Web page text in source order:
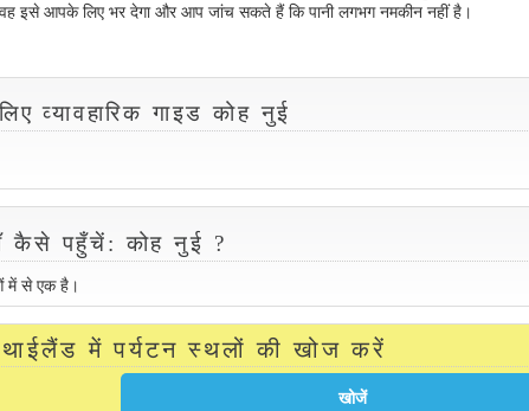
इसे आपके लिए भर देगा और आप जांच सकते हैं कि पानी लगभग नमकीन नहीं है।
व्यावहारिक गाइड कोह नुई
कैसे पहुँचें: कोह नुई ?
में से एक है।
में पर्यटन स्थलों की खोज करें